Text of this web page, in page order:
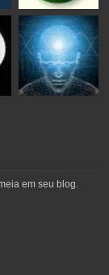
em seu blog.